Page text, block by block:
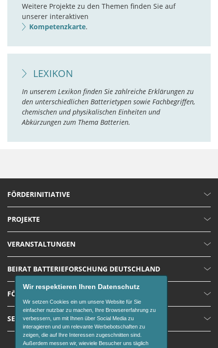
Weitere Projekte zu den Themen finden Sie auf
unserer interaktiven
Kompetenzkarte.
LEXIKON
In unserem Lexikon finden Sie zahlreiche Erklärungen zu
den unterschiedlichen Batterietypen sowie Fachbegriffen,
chemischen und physikalischen Einheiten und
Abkürzungen zum Thema Batterien.
FÖRDERINITIATIVE
PROJEKTE
VERANSTALTUNGEN
BEIRAT BATTERIEFORSCHUNG DEUTSCHLAND
FÖRDERUNGEN
SERVICE
Wir respektieren Ihren Datenschutz
Wir setzen Cookies ein um unsere Website für Sie
einfacher nutzbar zu machen, Ihre Browsererfahrung zu
verbessern, um mit Ihnen über Social Media zu
interagieren und um relevante Werbebotschaften zu
zeigen, die auf Ihre Interessen zugeschnitten sind.
Außerdem messen wir, wieviele Besucher uns täglich